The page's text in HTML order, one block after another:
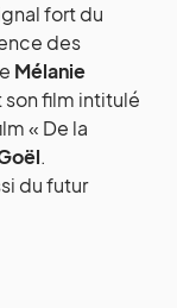
fort du
des
Mélanie
film intitulé
« De la
.
du futur